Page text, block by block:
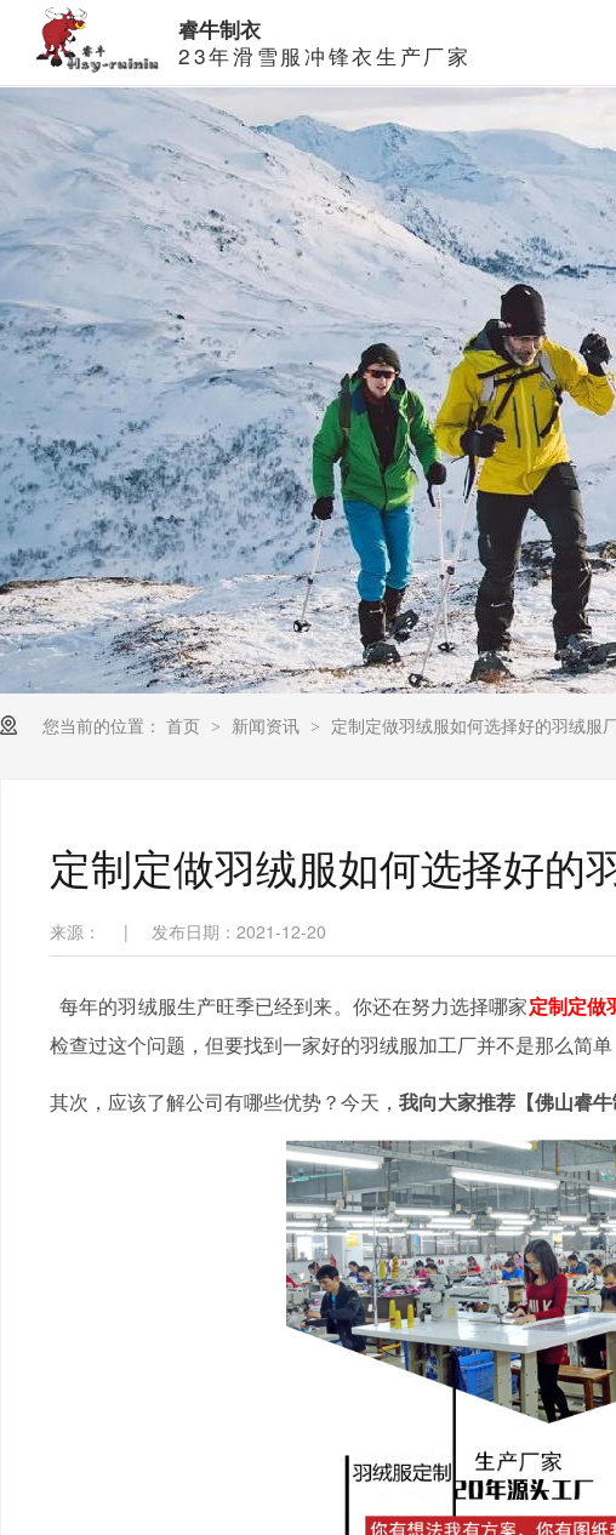
睿牛制衣
23年滑雪服冲锋衣生产厂家
您当前的位置： 首页 > 新闻资讯 > 定制定做羽绒服如何选择好的羽绒服
定制定做羽绒服如何选择好的
来源： | 发布日期：2021-12-20
每年的羽绒服生产旺季已经到来。你还在努力选择哪家定制定做
检查过这个问题，但要找到一家好的羽绒服加工厂并不是那么简
其次，应该了解公司有哪些优势？今天， 我向大家推荐【佛山睿牛